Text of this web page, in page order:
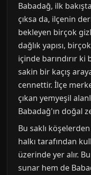
Babadağ, ilk
çıksa da, ilçenin
bekleyen birçok
dağlık yapısı,
içinde barındırır
sakin bir kaçış
cennettir. İlçe
çıkan yemyeşil
Babadağ'ın doğal
Bu saklı
halkı tarafından
üzerinde yer alır.
sunar hem de